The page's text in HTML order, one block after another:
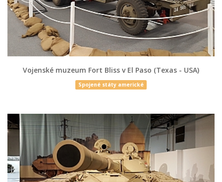
Vojenské muzeum Fort Bliss v El Paso (Texas - USA)
Spojené státy americké